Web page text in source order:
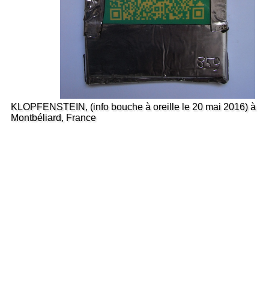
KLOPFENSTEIN, (info bouche à oreille le 20 mai 2016) à
Montbéliard, France